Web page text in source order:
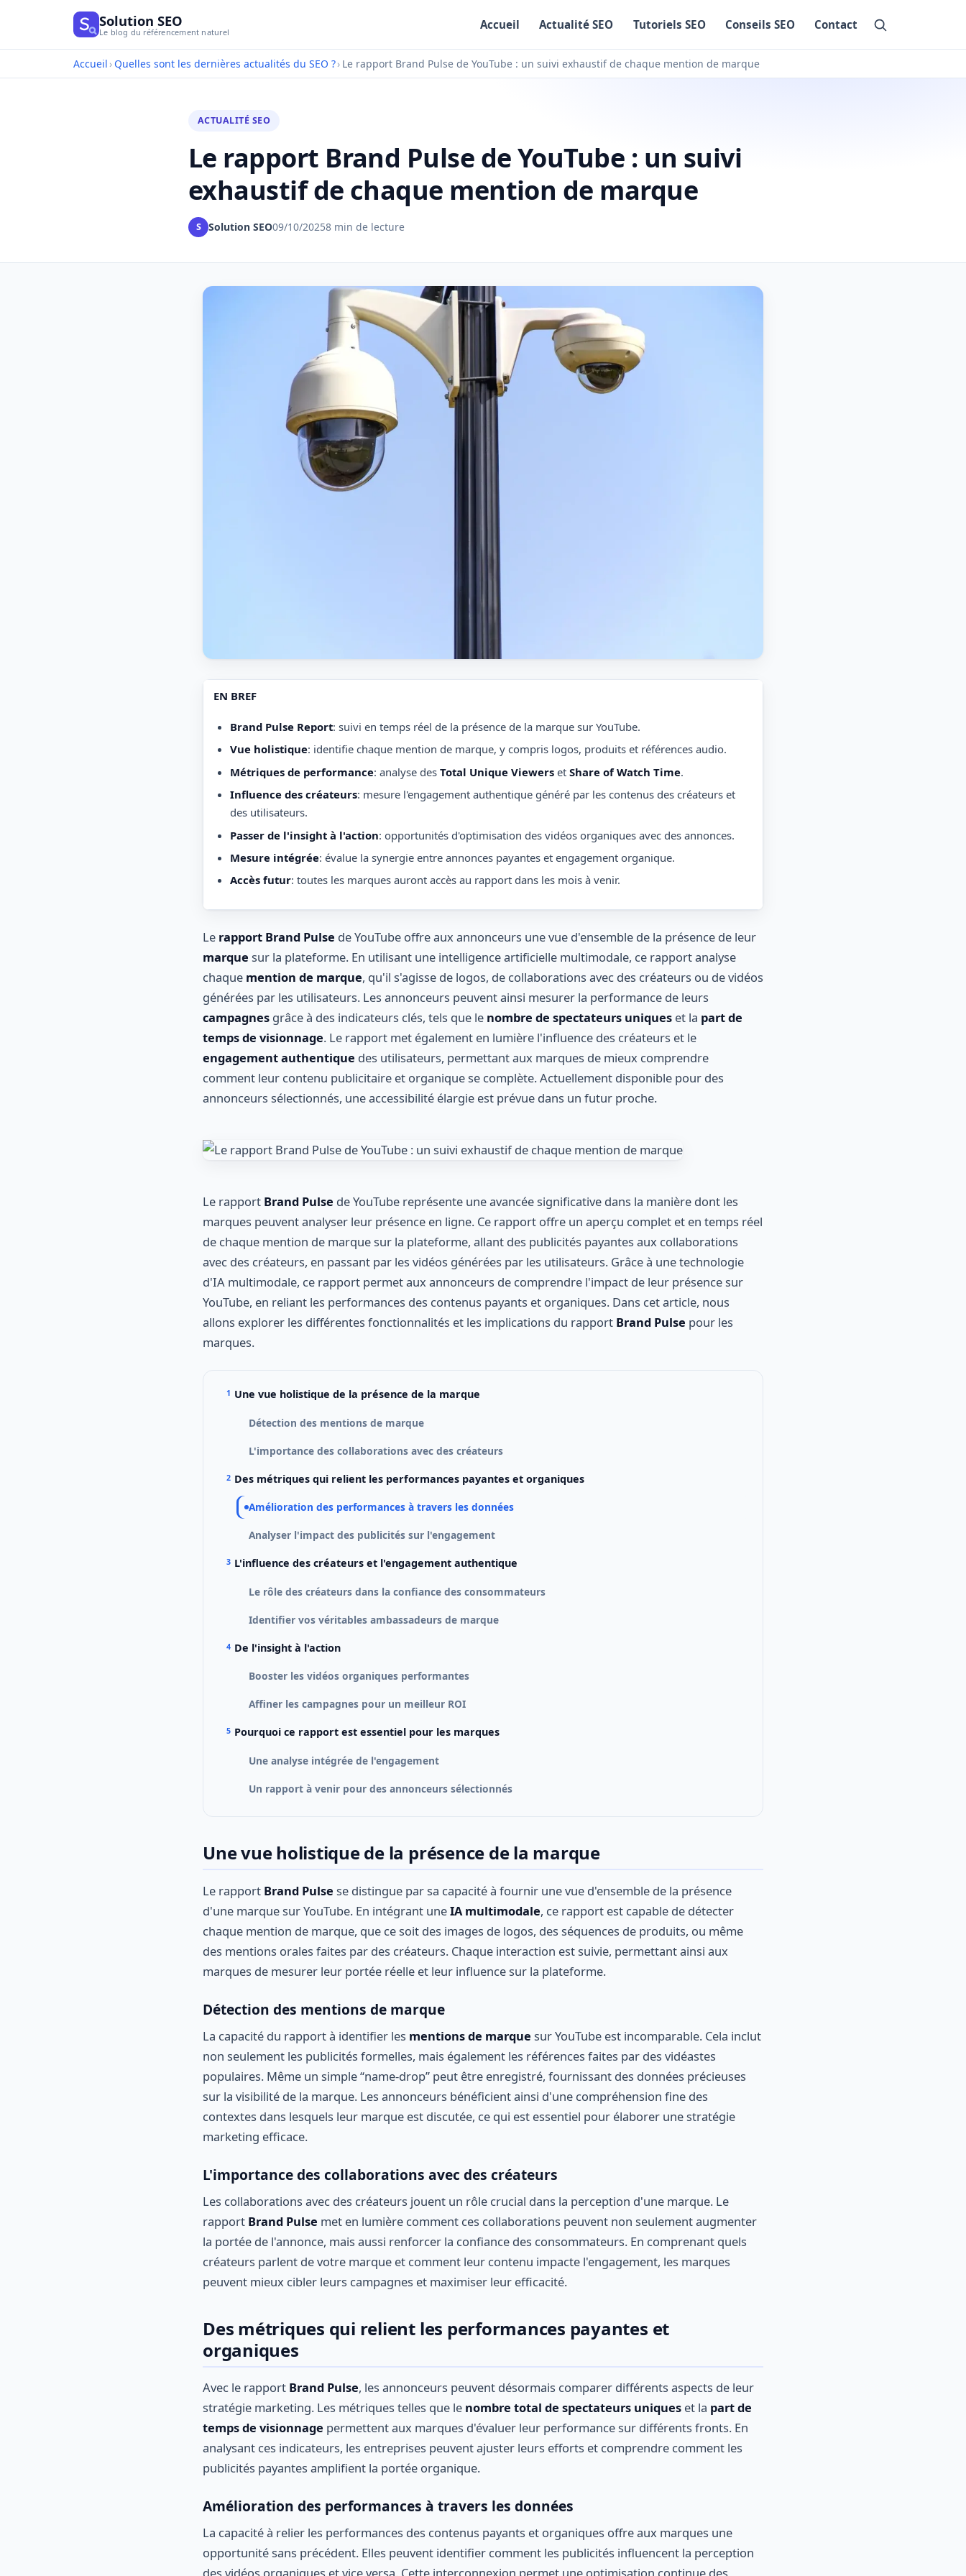
Solution SEO
Le blog du référencement naturel
Accueil Actualité SEO Tutoriels SEO Conseils SEO Contact
Accueil › Quelles sont les dernières actualités du SEO ?› Le rapport Brand Pulse de YouTube : un suivi exhaustif de chaque mention de marque
ACTUALITÉ SEO
Le rapport Brand Pulse de YouTube : un suivi
exhaustif de chaque mention de marque
S Solution SEO09/10/20258 min de lecture
EN BREF
Brand Pulse Report: suivi en temps réel de la présence de la marque sur YouTube.
Vue holistique: identifie chaque mention de marque, y compris logos, produits et références audio.
Métriques de performance: analyse des Total Unique Viewerset Share of Watch Time.
Influence des créateurs: mesure l'engagement authentique généré par les contenus des créateurs et
des utilisateurs.
Passer de l'insight à l'action: opportunités d'optimisation des vidéos organiques avec des annonces.
Mesure intégrée: évalue la synergie entre annonces payantes et engagement organique.
Accès futur: toutes les marques auront accès au rapport dans les mois à venir.
Le rapport Brand Pulse de YouTube offre aux annonceurs une vue d'ensemble de la présence de leur
marque sur la plateforme. En utilisant une intelligence artificielle multimodale, ce rapport analyse
chaque mention de marque, qu'il s'agisse de logos, de collaborations avec des créateurs ou de vidéos
générées par les utilisateurs. Les annonceurs peuvent ainsi mesurer la performance de leurs
campagnes grâce à des indicateurs clés, tels que le nombre de spectateurs uniques et la part de
temps de visionnage. Le rapport met également en lumière l'influence des créateurs et le
engagement authentique des utilisateurs, permettant aux marques de mieux comprendre
comment leur contenu publicitaire et organique se complète. Actuellement disponible pour des
annonceurs sélectionnés, une accessibilité élargie est prévue dans un futur proche.
Le rapport Brand Pulse de YouTube représente une avancée significative dans la manière dont les
marques peuvent analyser leur présence en ligne. Ce rapport offre un aperçu complet et en temps réel
de chaque mention de marque sur la plateforme, allant des publicités payantes aux collaborations
avec des créateurs, en passant par les vidéos générées par les utilisateurs. Grâce à une technologie
d'IA multimodale, ce rapport permet aux annonceurs de comprendre l'impact de leur présence sur
YouTube, en reliant les performances des contenus payants et organiques. Dans cet article, nous
allons explorer les différentes fonctionnalités et les implications du rapport Brand Pulse pour les
marques.
Une vue holistique de la présence de la marque
Détection des mentions de marque
L'importance des collaborations avec des créateurs
Des métriques qui relient les performances payantes et organiques
Amélioration des performances à travers les données
Analyser l'impact des publicités sur l'engagement
L'influence des créateurs et l'engagement authentique
Le rôle des créateurs dans la confiance des consommateurs
Identifier vos véritables ambassadeurs de marque
De l'insight à l'action
Booster les vidéos organiques performantes
Affiner les campagnes pour un meilleur ROI
Pourquoi ce rapport est essentiel pour les marques
Une analyse intégrée de l'engagement
Un rapport à venir pour des annonceurs sélectionnés
Une vue holistique de la présence de la marque
Le rapport Brand Pulse se distingue par sa capacité à fournir une vue d'ensemble de la présence
d'une marque sur YouTube. En intégrant uneIA multimodale, ce rapport est capable de détecter
chaque mention de marque, que ce soit des images de logos, des séquences de produits, ou même
des mentions orales faites par des créateurs. Chaque interaction est suivie, permettant ainsi aux
marques de mesurer leur portée réelle et leur influence sur la plateforme.
Détection des mentions de marque
La capacité du rapport à identifier les mentions de marque sur YouTube est incomparable. Cela inclut
non seulement les publicités formelles, mais également les références faites par des vidéastes
populaires. Même un simple “name-drop” peut être enregistré, fournissant des données précieuses
sur la visibilité de la marque. Les annonceurs bénéficient ainsi d'une compréhension fine des
contextes dans lesquels leur marque est discutée, ce qui est essentiel pour élaborer une stratégie
marketing efficace.
L'importance des collaborations avec des créateurs
Les collaborations avec des créateurs jouent un rôle crucial dans la perception d'une marque. Le
rapport Brand Pulse met en lumière comment ces collaborations peuvent non seulement augmenter
la portée de l'annonce, mais aussi renforcer la confiance des consommateurs. En comprenant quels
créateurs parlent de votre marque et comment leur contenu impacte l'engagement, les marques
peuvent mieux cibler leurs campagnes et maximiser leur efficacité.
Des métriques qui relient les performances payantes et
organiques
Avec le rapport Brand Pulse, les annonceurs peuvent désormais comparer différents aspects de leur
stratégie marketing. Les métriques telles que le nombre total de spectateurs uniques et la part de
temps de visionnage permettent aux marques d'évaluer leur performance sur différents fronts. En
analysant ces indicateurs, les entreprises peuvent ajuster leurs efforts et comprendre comment les
publicités payantes amplifient la portée organique.
Amélioration des performances à travers les données
La capacité à relier les performances des contenus payants et organiques offre aux marques une
opportunité sans précédent. Elles peuvent identifier comment les publicités influencent la perception